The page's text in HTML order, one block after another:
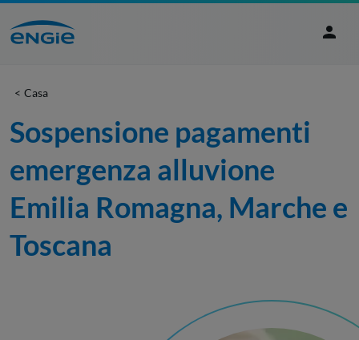
Casa
Sospensione pagamenti
emergenza alluvione
Emilia Romagna, Marche e
Toscana